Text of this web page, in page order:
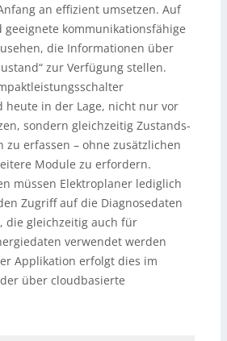
an effizient umsetzen. Auf
geeignete kommunikationsfähige
die Informationen über
zur Verfügung stellen.
heute in der Lage, nicht nur vor
sondern gleichzeitig Zustands-
zu erfassen – ohne zusätzlichen
Module zu erfordern.
müssen Elektroplaner lediglich
Zugriff auf die Diagnosedaten
die gleichzeitig auch für
verwendet werden
Applikation erfolgt dies im
über cloudbasierte